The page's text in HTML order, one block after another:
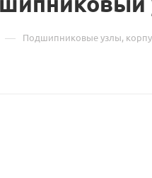
— Подшипниковые узлы,